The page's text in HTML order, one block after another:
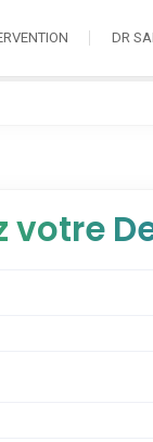
DR
votre